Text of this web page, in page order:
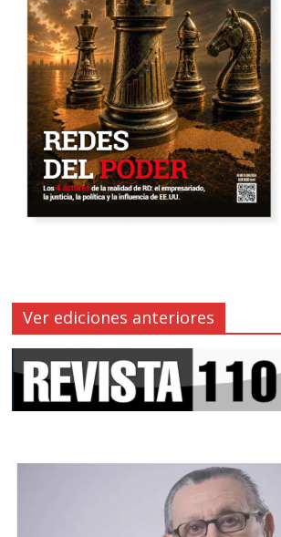
Ver ediciones anteriores